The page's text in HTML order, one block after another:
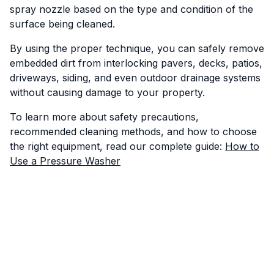
spray nozzle based on the type and condition of the
surface being cleaned.
By using the proper technique, you can safely remove
embedded dirt from interlocking pavers, decks, patios,
driveways, siding, and even outdoor drainage systems
without causing damage to your property.
To learn more about safety precautions,
recommended cleaning methods, and how to choose
the right equipment, read our complete guide: How to
Use a Pressure Washer